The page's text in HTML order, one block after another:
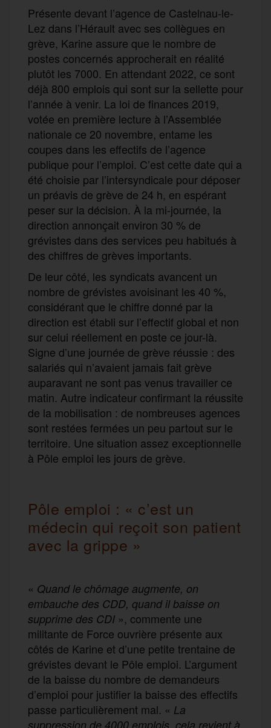
Présente devant l’agence de Castelnau-le-
Lez dans l’Hérault avec ses collègues en
grève, Karine assure que le nombre de
postes concernés approcherait en réalité
plutôt les 7000. En attendant 2022, ce sont
déjà 800 emplois qui sont sur la sellette pour
l’année à venir. La loi de finances 2019,
votée en première lecture à l’Assemblée
nationale ce 20 novembre, entame les
coupes dans les effectifs de l’agence
publique pour l’emploi. C’est cette date qui a
été choisie par l’intersyndicale pour déposer
un préavis de grève de 24 h, en espérant
peser sur la décision. À la mi-journée, la
direction annonçait environ 30 % de
grévistes dans des services peu habitués à
des chiffres de grèves importants.
De leur côté, les syndicats avancent un
nombre de grévistes avoisinant les 40 %,
considérant que le chiffre donné par la
direction est établi sur l’effectif global et non
sur celui réellement en poste ce jour-là.
Signe d’une journée de grève réussie : des
salariés qui n’avaient jamais fait grève
auparavant ne sont pas venus travailler ce
matin. Autre indicateur confirmant la réussite
de la mobilisation : de nombreuses agences
sont restées fermées un peu partout sur le
territoire. Une situation assez exceptionnelle
à Pôle emploi les jours de grève.
Pôle emploi : « c’est un
médecin qui reçoit son patient
avec la grippe »
« Quand le chômage augmente, on
embauche des CDD, quand il baisse on
supprime des CDI », commente une
militante de Force ouvrière présente aux
côtés de Karine et d’une petite trentaine de
grévistes devant le Pôle emploi. L’argument
de la baisse du nombre de demandeurs
d’emploi pour justifier la baisse des effectifs
passe particulièrement mal. « La
suppression de 4000 emplois, cela revient à